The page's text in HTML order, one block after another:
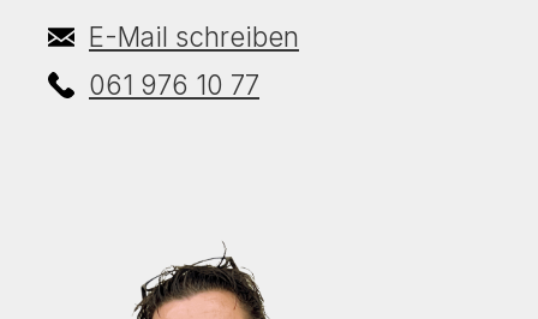
E-Mail schreiben
061 976 10 77